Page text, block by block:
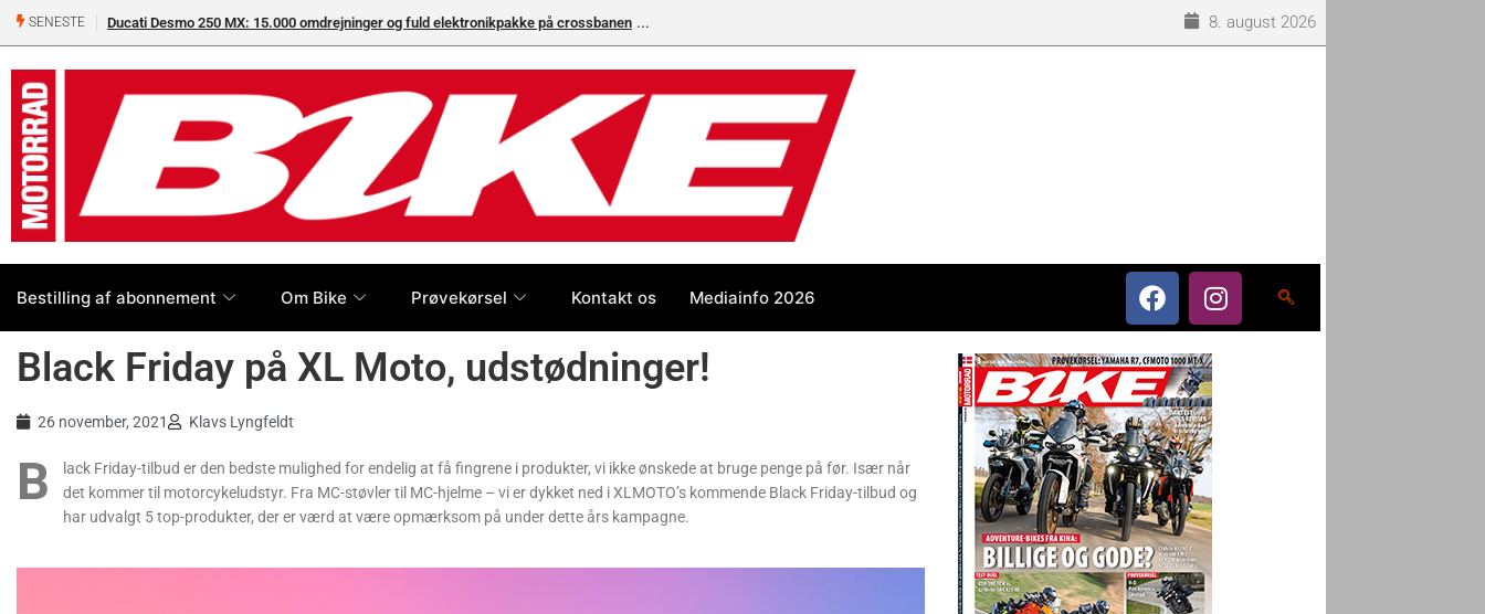
SENESTE Ducati Desmo 250 MX: 15.000 omdrejninger og fuld elektronikpakke på crossbanen 8. august 2026
Bestilling af abonnement Om Bike Prøvekørsel Kontakt os Mediainfo 2026
Black Friday på XL Moto, udstødninger!
26 november, 2021 Klavs Lyngfeldt
B
lack Friday-tilbud er den bedste mulighed for endelig at få fingrene i produkter, vi ikke ønskede at bruge penge på før. Især når
det kommer til motorcykeludstyr. Fra MC-støvler til MC-hjelme – vi er dykket ned i XLMOTO’s kommende Black Friday-tilbud og
har udvalgt 5 top-produkter, der er værd at være opmærksom på under dette års kampagne.